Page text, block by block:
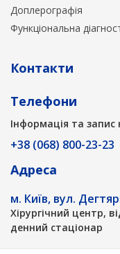
Доплерографія
Функціональна
Контакти
Телефони
Інформація та
+38 (068) 800-23-23
Адреса
м. Київ, вул.
Хірургічний центр,
денний стаціонар